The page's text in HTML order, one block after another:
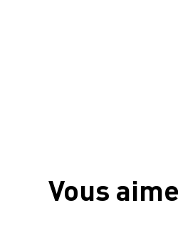
Vous